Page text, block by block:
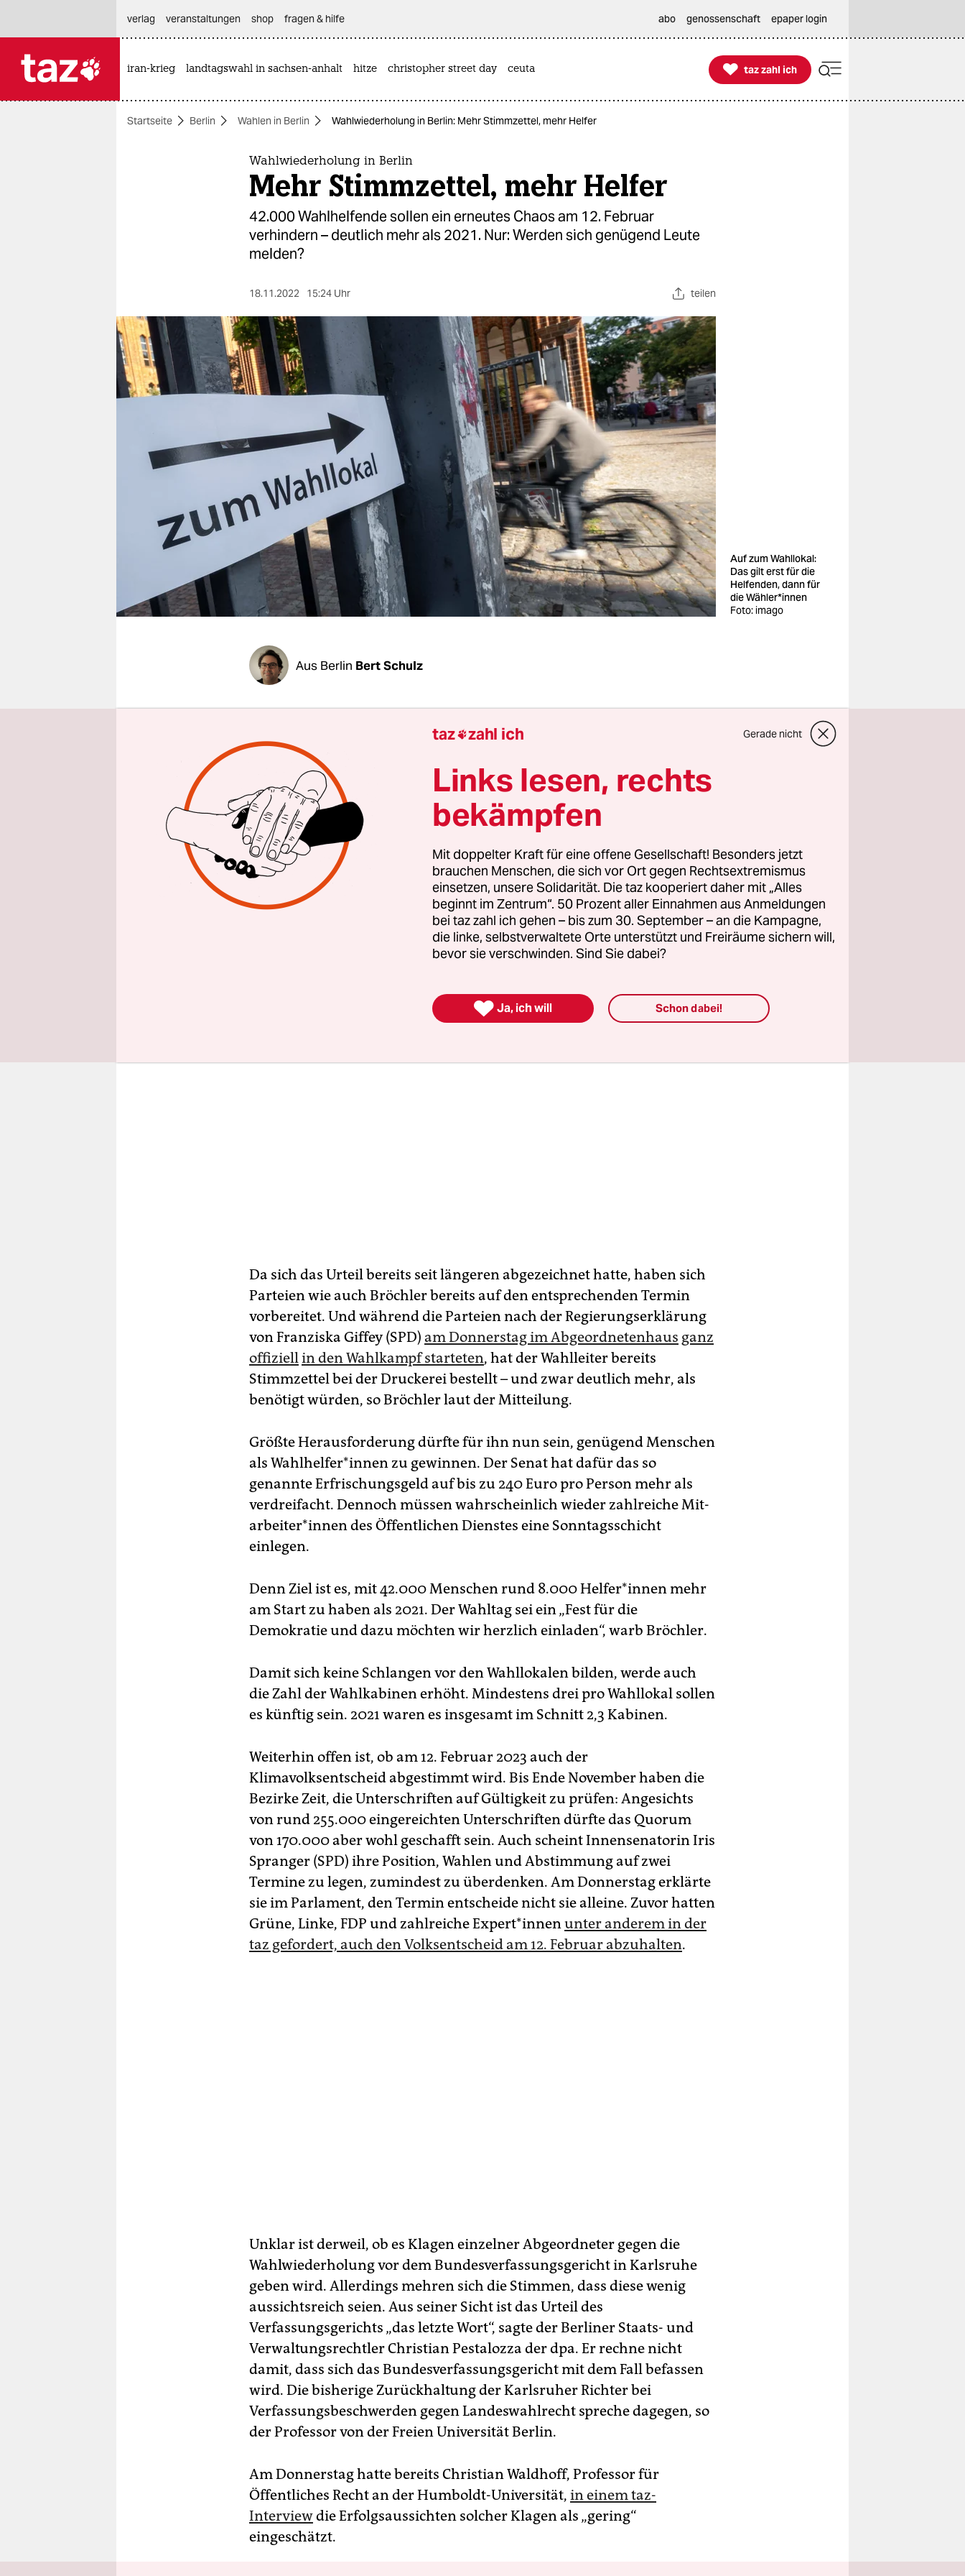
themen
berlin
nord
wahrheit
verlag
fragen & hilfe
genossenschaft
verlag
veranstaltungen shop fragen & hilfe abo genossenschaft epaper login
iran-krieg landtagswahl in sachsen-anhalt hitze christopher street day ceuta 
taz zahl ich
taz zahl ich
Startseite Berlin Wahlen in Berlin Wahlwiederholung in Berlin: Mehr Stimmzettel, mehr Hel­fe­r
Wahlwiederholung in Berlin
Mehr Stimmzettel, mehr Hel­fe­r
42.000 Wahlhelfende sollen ein erneutes Chaos am 12. Februar
verhindern – deutlich mehr als 2021. Nur: Werden sich genügend Leute
melden?
18.11.2022 15:24 Uhr teilen
Auf zum Wahllokal:
Das gilt erst für die
Helfenden, dann für
die Wäh­le­r*in­nen
Foto: imago
Aus Berlin Bert Schulz
Als Lehren aus dem Wahlchaos am 26. September 2021 in Berlin baut
der neue Landeswahlleiter Stephan Bröchler die Infrastruktur aus.
Statt wie damals 34.000 Wahlhelfende bei vier Abstimmungen sollen
am 12. Februar 2023 rund 42.000 Menschen für einen reibungslosen
Ablauf sorgen – bei höchsten drei Abstimmungen. Dies gab Bröchler
am Freitag in einer Mitteilung bekannt. Offiziell ist nun auch der
Wahltag selbst: Das Datum wurde laut Wahlleiter am Freitag im
Amtsblatt veröffentlicht.
Am Mittwoch hatte das Berliner Verfassungsgericht die Wahlen zum
Abgeordnetenhaus und zu den zwölf Bezirksparlamenten von 2021für
; daher ist eine komplette Wiederholung notwendig. Sie
Da sich das Urteil bereits seit längeren abgezeichnet hatte, haben sich
Parteien wie auch Bröchler bereits auf den entsprechenden Termin
vorbereitet. Und während die Parteien nach der Regierungserklärung
von Franziska Giffey (SPD) am Donnerstag im Abgeordnetenhaus ganz
offiziellin den Wahlkampf starteten, hat der Wahlleiter bereits
Stimmzettel bei der Druckerei bestellt – und zwar deutlich mehr, als
benötigt würden, so Bröchler laut der Mitteilung.
Größte Herausforderung dürfte für ihn nun sein, genügend Menschen
als Wahl­hel­fe­r*in­nen zu gewinnen. Der Senat hat dafür das so
genannte Erfrischungsgeld auf bis zu 240 Euro pro Person mehr als
verdreifacht. Dennoch müssen wahrscheinlich wieder zahlreiche Mit­
ar­bei­te­r*in­nen des Öffentlichen Dienstes eine Sonntagsschicht
einlegen.
Denn Ziel ist es, mit 42.000 Menschen rund 8.000 Hel­fe­r*in­nen mehr
am Start zu haben als 2021. Der Wahltag sei ein „Fest für die
Demokratie und dazu möchten wir herzlich einladen“, warb Bröchler.
Damit sich keine Schlangen vor den Wahllokalen bilden, werde auch
die Zahl der Wahlkabinen erhöht. Mindestens drei pro Wahllokal sollen
es künftig sein. 2021 waren es insgesamt im Schnitt 2,3 Kabinen.
Weiterhin offen ist, ob am 12. Februar 2023 auch der
Klimavolksentscheid abgestimmt wird. Bis Ende November haben die
Bezirke Zeit, die Unterschriften auf Gültigkeit zu prüfen: Angesichts
von rund 255.000 eingereichten Unterschriften dürfte das Quorum
von 170.000 aber wohl geschafft sein. Auch scheint Innensenatorin Iris
Spranger (SPD) ihre Position, Wahlen und Abstimmung auf zwei
Termine zu legen, zumindest zu überdenken. Am Donnerstag erklärte
sie im Parlament, den Termin entscheide nicht sie alleine. Zuvor hatten
Grüne, Linke, FDP und zahlreiche Ex­per­t*in­nenunter anderem in der
taz gefordert, auch den Volksentscheid am 12. Februar abzuhalten.
Unklar ist derweil, ob es Klagen einzelner Abgeordneter gegen die
Wahlwiederholung vor dem Bundesverfassungsgericht in Karlsruhe
geben wird. Allerdings mehren sich die Stimmen, dass diese wenig
aussichtsreich seien. Aus seiner Sicht ist das Urteil des
Verfassungsgerichts „das letzte Wort“, sagte der Berliner Staats- und
Verwaltungsrechtler Christian Pestalozza der dpa. Er rechne nicht
damit, dass sich das Bundesverfassungsgericht mit dem Fall befassen
wird. Die bisherige Zurückhaltung der Karlsruher Richter bei
Verfassungsbeschwerden gegen Landeswahlrecht spreche dagegen, so
der Professor von der Freien Universität Berlin.
Am Donnerstag hatte bereits Christian Waldhoff, Professor für
Öffentliches Recht an der Humboldt-Universität, in einem taz-
Interviewdie Erfolgsaussichten solcher Klagen als „gering“
eingeschätzt.
taz zahl ich Gerade nicht
Links lesen, rechts
bekämpfen
Mit doppelter Kraft für eine offene Gesellschaft! Besonders jetzt
brauchen Menschen, die sich vor Ort gegen Rechtsextremismus
einsetzen, unsere Solidarität. Die taz kooperiert daher mit „Alles
beginnt im Zentrum“. 50 Prozent aller Einnahmen aus Anmeldungen
bei taz zahl ich gehen – bis zum 30. September – an die Kampagne,
die linke, selbstverwaltete Orte unterstützt und Freiräume sichern will,
bevor sie verschwinden. Sind Sie dabei?
 Ja, ich will Schon dabei!